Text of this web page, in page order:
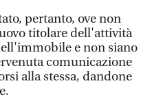
pertanto, ove non
titolare dell'attività
e non siano
comunicazione
alla stessa, dandone